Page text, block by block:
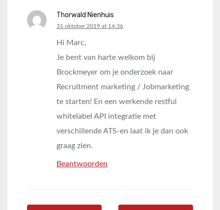
Thorwald Nienhuis
says:
31 oktober 2019 at 14:36
Hi Marc,
Je bent van harte welkom bij
Brockmeyer om je onderzoek naar
Recruitment marketing / Jobmarketing
te starten! En een werkende restful
whitelabel API integratie met
verschillende ATS-en laat ik je dan ook
graag zien.
Beantwoorden